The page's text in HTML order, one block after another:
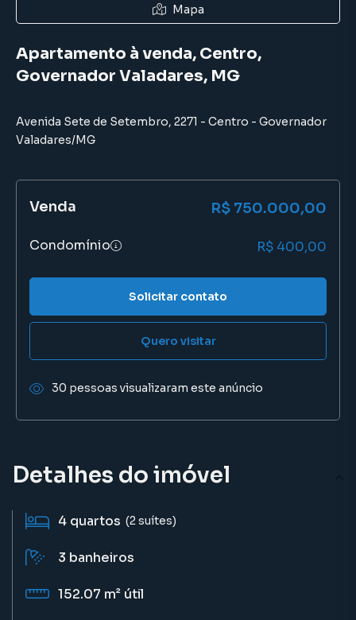
Detalhes do imóvel
4 quartos (2 suítes)
3 banheiros
152.07 m² útil
Mapa
Apartamento à venda, Centro,
Governador Valadares, MG
Avenida Sete de Setembro, 2271 - Centro - Governador
Valadares/MG
Venda R$ 750.000,00
Condomínio R$ 400,00
Solicitar contato
Quero visitar
30 pessoas visualizaram este anúncio